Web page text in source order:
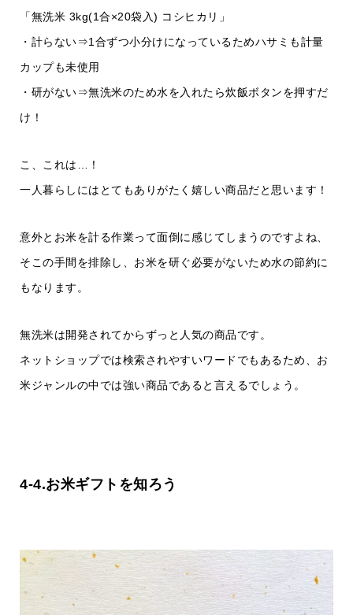
「無洗米 3kg(1合×20袋入) コシヒカリ」
・計らない⇒1合ずつ小分けになっているためハサミも計量
カップも未使用
・研がない⇒無洗米のため水を入れたら炊飯ボタンを押すだ
け！
こ、これは…！
一人暮らしにはとてもありがたく嬉しい商品だと思います！
意外とお米を計る作業って面倒に感じてしまうのですよね、
そこの手間を排除し、お米を研ぐ必要がないため水の節約に
もなります。
無洗米は開発されてからずっと人気の商品です。
ネットショップでは検索されやすいワードでもあるため、お
米ジャンルの中では強い商品であると言えるでしょう。
4-4.お米ギフトを知ろう